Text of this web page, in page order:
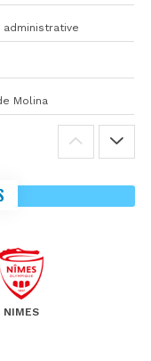
administrative
Molina
NIMES